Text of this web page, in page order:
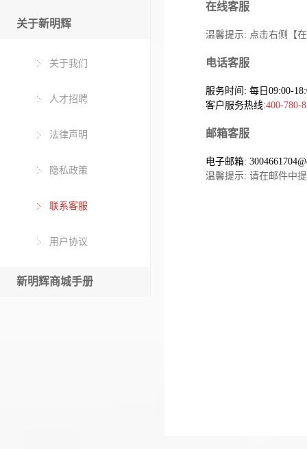
关于新明辉
关于我们
人才招聘
法律声明
隐私政策
联系客服
用户协议
新明辉商城手册
在线客服
温馨提示: 点击右侧【
电话客服
服务时间: 每日09:00-
客户服务热线:400-780-
邮箱客服
电子邮箱:
温馨提示: 请在邮件中